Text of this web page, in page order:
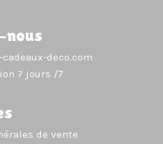
nous
deco.com
7 jours /7
de vente